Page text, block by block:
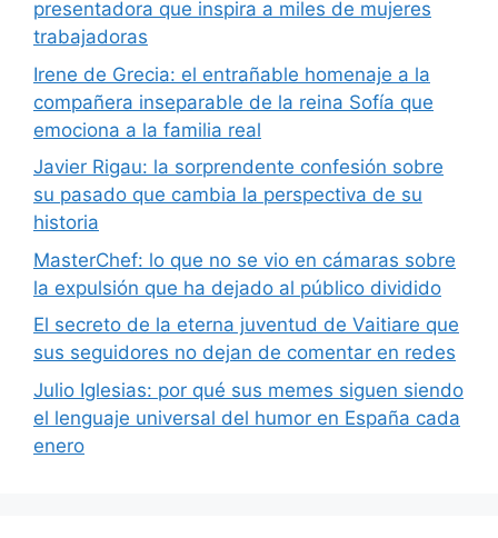
presentadora que inspira a miles de mujeres
trabajadoras
Irene de Grecia: el entrañable homenaje a la
compañera inseparable de la reina Sofía que
emociona a la familia real
Javier Rigau: la sorprendente confesión sobre
su pasado que cambia la perspectiva de su
historia
MasterChef: lo que no se vio en cámaras sobre
la expulsión que ha dejado al público dividido
El secreto de la eterna juventud de Vaitiare que
sus seguidores no dejan de comentar en redes
Julio Iglesias: por qué sus memes siguen siendo
el lenguaje universal del humor en España cada
enero